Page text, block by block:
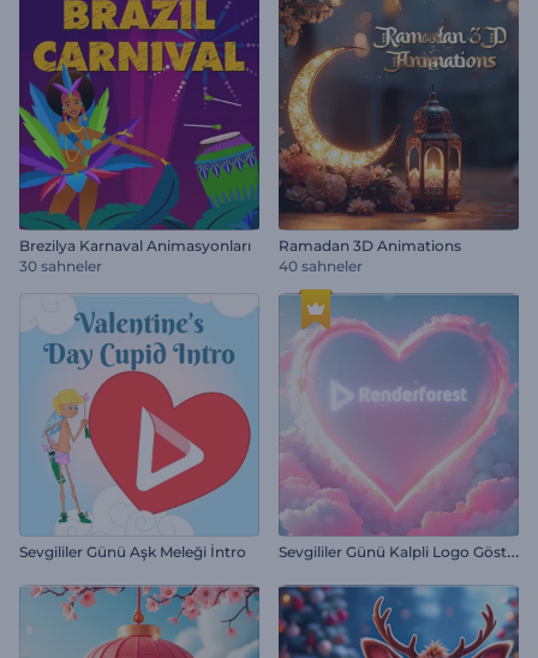
Brezilya Karnaval Animasyonları
30 sahneler
Ramadan 3D Animations
40 sahneler
Sevgililer Günü Aşk Meleği İntro S
evgililer Günü Kalpli Logo Gösterimi